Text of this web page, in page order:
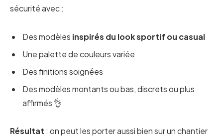
sécurité avec :
Des modèles inspirés du look sportif ou casual
Une palette de couleurs variée
Des finitions soignées
Des modèles montants ou bas, discrets ou plus
affirmés 👌
Résultat : on peut les porter aussi bien sur un chantier